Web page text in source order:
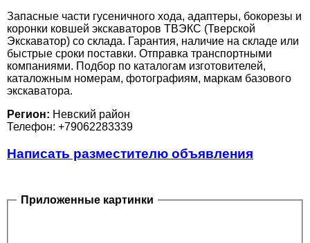
Запасные части гусеничного хода, адаптеры, бокорезы и
коронки ковшей экскаваторов ТВЭКС (Тверской
Экскаватор) со склада. Гарантия, наличие на складе или
быстрые сроки поставки. Отправка транспортными
компаниями. Подбор по каталогам изготовителей,
каталожным номерам, фотографиям, маркам базового
экскаватора.
Регион: Невский район
Телефон: +79062283339
Написать разместителю объявления
Приложенные картинки